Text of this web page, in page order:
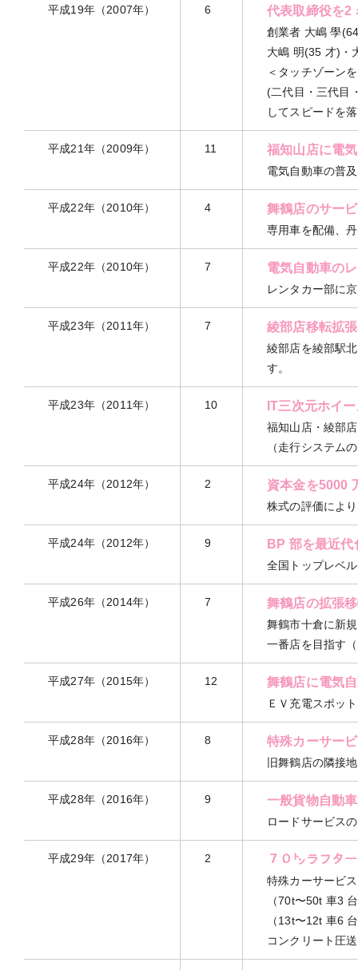
平成19年（2007年） 6 代表取締役を2
創業者 大嶋 學
大嶋 明(35 才)・
＜タッチゾーン
(二代目・三代目
してスピードを
平成21年（2009年） 11 福知山店に電
電気自動車の普
平成22年（2010年） 4 舞鶴店のサー
専用車を配備、
平成22年（2010年） 7 電気自動車の
レンタカー部に
平成23年（2011年） 7 綾部店移転拡張
綾部店を綾部駅
す。
平成23年（2011年） 10 IT三次元ホイ
福知山店・綾部
（走行システム
平成24年（2012年） 2 資本金を5000
株式の評価によ
平成24年（2012年） 9 BP 部を最近代
全国トップレベ
平成26年（2014年） 7 舞鶴店の拡張
舞鶴市十倉に新
一番店を目指す
平成27年（2015年） 12 舞鶴店に電気
ＥＶ充電スポッ
平成28年（2016年） 8 特殊カーサー
旧舞鶴店の隣接
平成28年（2016年） 9 一般貨物自動
ロードサービス
平成29年（2017年） 2 ７０㌧ラフタ
特殊カーサービ
（70t〜50t 車3
（13t〜12t 車6
コンクリート圧